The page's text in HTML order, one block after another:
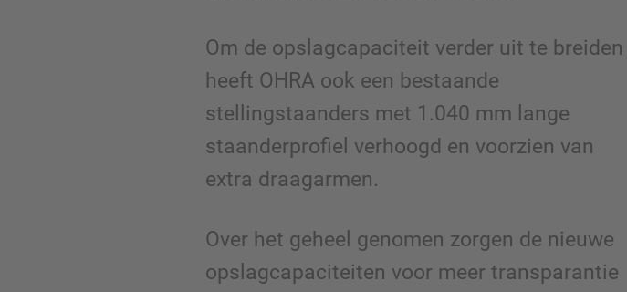
Om de opslagcapaciteit verder uit te breiden
heeft OHRA ook een bestaande
stellingstaanders met 1.040 mm lange
staanderprofiel verhoogd en voorzien van
extra draagarmen.
Over het geheel genomen zorgen de nieuwe
opslagcapaciteiten voor meer transparantie